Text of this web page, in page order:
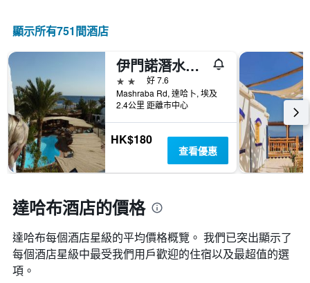
過
內
找
到
的
今
晚
房
間
均
價
類
類
別。
此
圖
表
具
有
Y
軸，
顯
示
過
去
此
圖
表
1
個
X
軸，
顯
示
距
離
訂
日
的
天
數
此
顯示所有751間酒店
伊門諾潛水之家酒店 - 德漢
2星級
好 7.6
Mashraba Rd, 達哈卜, 埃及
2.4公里 距離市中心
HK$180
查看優惠
達哈布酒店的價格
達哈布​每個酒店星級的平均價格概覽。 我們已突出顯示了
每個酒店星級中最受我們用戶歡迎的住宿以及最超值的選
項。